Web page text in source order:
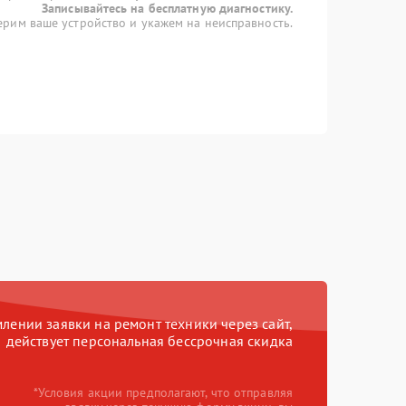
Записывайтесь на бесплатную диагностику.
ваше устройство и укажем на неисправность.
заявки на ремонт техники через сайт,
действует персональная бессрочная скидка
*Условия акции предполагают, что отправляя